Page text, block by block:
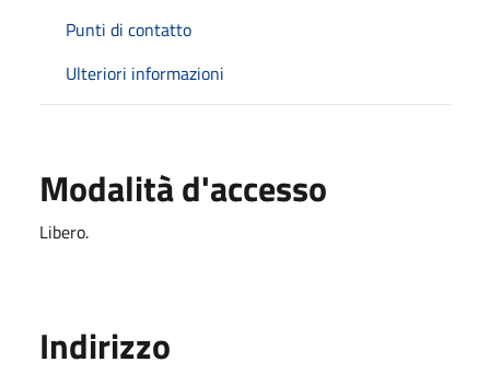
Punti di contatto
Ulteriori informazioni
Modalità d'accesso
Libero.
Indirizzo